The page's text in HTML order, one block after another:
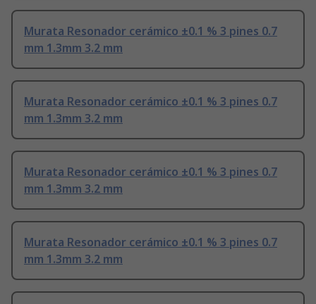
Murata Resonador cerámico ±0.1 % 3 pines 0.7
mm 1.3mm 3.2 mm
Murata Resonador cerámico ±0.1 % 3 pines 0.7
mm 1.3mm 3.2 mm
Murata Resonador cerámico ±0.1 % 3 pines 0.7
mm 1.3mm 3.2 mm
Murata Resonador cerámico ±0.1 % 3 pines 0.7
mm 1.3mm 3.2 mm